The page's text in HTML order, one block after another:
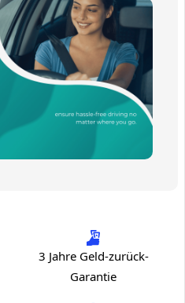
3 Jahre Geld-zurück-
Garantie